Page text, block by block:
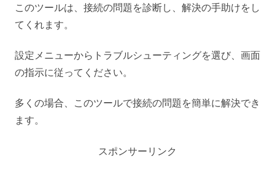
このツールは、接続の問題を診断し、解決の手助けをし
てくれます。
設定メニューからトラブルシューティングを選び、画面
の指示に従ってください。
多くの場合、このツールで接続の問題を簡単に解決でき
ます。
スポンサーリンク